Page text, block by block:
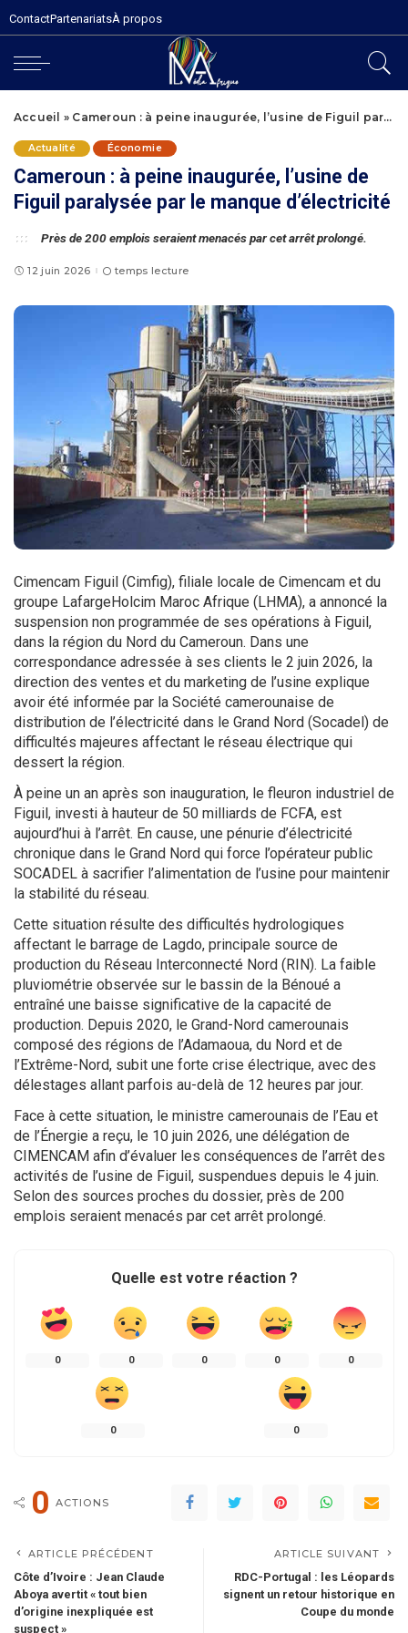
ContactPartenariatsÀ propos
Accueil » Cameroun : à peine inaugurée, l’usine de Figuil paralysée par le manque d’électricité
Actualité Économie
Cameroun : à peine inaugurée, l’usine de
Figuil paralysée par le manque d’électricité
Près de 200 emplois seraient menacés par cet arrêt prolongé.
12 juin 2026 temps lecture
Cimencam Figuil (Cimfig), filiale locale de Cimencam et du
groupe LafargeHolcim Maroc Afrique (LHMA), a annoncé la
suspension non programmée de ses opérations à Figuil,
dans la région du Nord du Cameroun. Dans une
correspondance adressée à ses clients le 2 juin 2026, la
direction des ventes et du marketing de l’usine explique
avoir été informée par la Société camerounaise de
distribution de l’électricité dans le Grand Nord (Socadel) de
difficultés majeures affectant le réseau électrique qui
dessert la région.
À peine un an après son inauguration, le fleuron industriel de
Figuil, investi à hauteur de 50 milliards de FCFA, est
aujourd’hui à l’arrêt. En cause, une pénurie d’électricité
chronique dans le Grand Nord qui force l’opérateur public
SOCADEL à sacrifier l’alimentation de l’usine pour maintenir
la stabilité du réseau.
Cette situation résulte des difficultés hydrologiques
affectant le barrage de Lagdo, principale source de
production du Réseau Interconnecté Nord (RIN). La faible
pluviométrie observée sur le bassin de la Bénoué a
entraîné une baisse significative de la capacité de
production. Depuis 2020, le Grand-Nord camerounais
composé des régions de l’Adamaoua, du Nord et de
l’Extrême-Nord, subit une forte crise électrique, avec des
délestages allant parfois au-delà de 12 heures par jour.
Face à cette situation, le ministre camerounais de l’Eau et
de l’Énergie a reçu, le 10 juin 2026, une délégation de
CIMENCAM afin d’évaluer les conséquences de l’arrêt des
activités de l’usine de Figuil, suspendues depuis le 4 juin.
Selon des sources proches du dossier, près de 200
emplois seraient menacés par cet arrêt prolongé.
Quelle est votre réaction ?
0 0 0 0 0
0 0
0 ACTIONS
ARTICLE PRÉCÉDENT
Côte d’Ivoire : Jean Claude
Aboya avertit « tout bien
d’origine inexpliquée est
suspect »
ARTICLE SUIVANT
RDC-Portugal : les Léopards
signent un retour historique en
Coupe du monde